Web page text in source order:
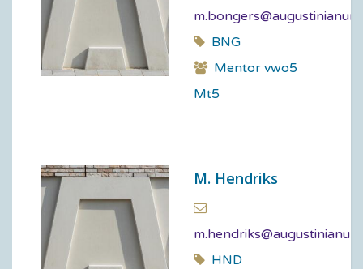
BNG
Mentor vwo5
Mt5
M. Hendriks
HND